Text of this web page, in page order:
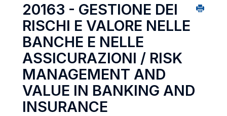
20163 - GESTIONE DEI
RISCHI E VALORE NELLE
BANCHE E NELLE
ASSICURAZIONI / RISK
MANAGEMENT AND
VALUE IN BANKING AND
INSURANCE